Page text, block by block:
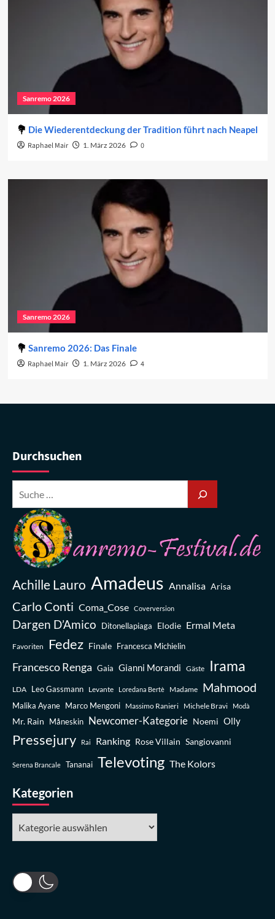
Sanremo 2026
Die Wiederentdeckung der Tradition führt nach Neapel
Raphael Mair 1. März 2026 0
Sanremo 2026
Sanremo 2026: Das Finale
Raphael Mair 1. März 2026 4
Durchsuchen
Achille Lauro Amadeus Annalisa Arisa
Carlo Conti Coma_Cose Coverversion
Dargen D’Amico Ditonellapiaga Elodie Ermal Meta
Favoriten Fedez Finale Francesca Michielin
Francesco Renga Gaia Gianni Morandi Gäste Irama
LDA Leo Gassmann Levante Loredana Bertè Madame Mahmood
Malika Ayane Marco Mengoni Massimo Ranieri Michele Bravi Modà
Mr. Rain Måneskin Newcomer-Kategorie Noemi Olly
Pressejury Rai Ranking Rose Villain Sangiovanni
Serena Brancale Tananai Televoting The Kolors
Kategorien